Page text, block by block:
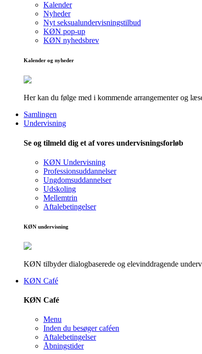
Kalender
Nyheder
Nyt seksualundervisningstilbud
KØN pop-up
KØN nyhedsbrev
Kalender og nyheder
Her kan du følge med i kommende arrangementer og
Samlingen
Undervisning
Se og tilmeld dig et af vores undervisningsforløb
KØN Undervisning
Professionsuddannelser
Ungdomsuddannelser
Udskoling
Mellemtrin
Aftalebetingelser
KØN undervisning
KØN tilbyder dialogbaserede og elevinddragende
KØN Café
KØN Café
Menu
Inden du besøger caféen
Aftalebetingelser
Åbningstider